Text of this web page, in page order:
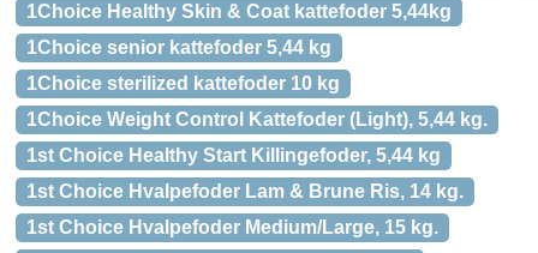
1Choice Healthy Skin & Coat kattefoder 5,44kg
1Choice senior kattefoder 5,44 kg
1Choice sterilized kattefoder 10 kg
1Choice Weight Control Kattefoder (Light), 5,44 kg.
1st Choice Healthy Start Killingefoder, 5,44 kg
1st Choice Hvalpefoder Lam & Brune Ris, 14 kg.
1st Choice Hvalpefoder Medium/Large, 15 kg.